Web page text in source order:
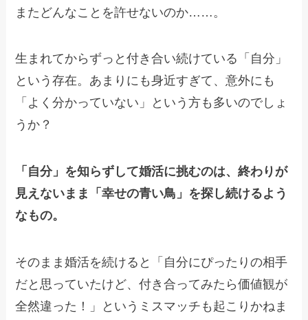
またどんなことを許せないのか……。
生まれてからずっと付き合い続けている「自分」
という存在。あまりにも身近すぎて、意外にも
「よく分かっていない」という方も多いのでしょ
うか？
「自分」を知らずして婚活に挑むのは、終わりが
見えないまま「幸せの青い鳥」を探し続けるよう
なもの。
そのまま婚活を続けると「自分にぴったりの相手
だと思っていたけど、付き合ってみたら価値観が
全然違った！」というミスマッチも起こりかねま